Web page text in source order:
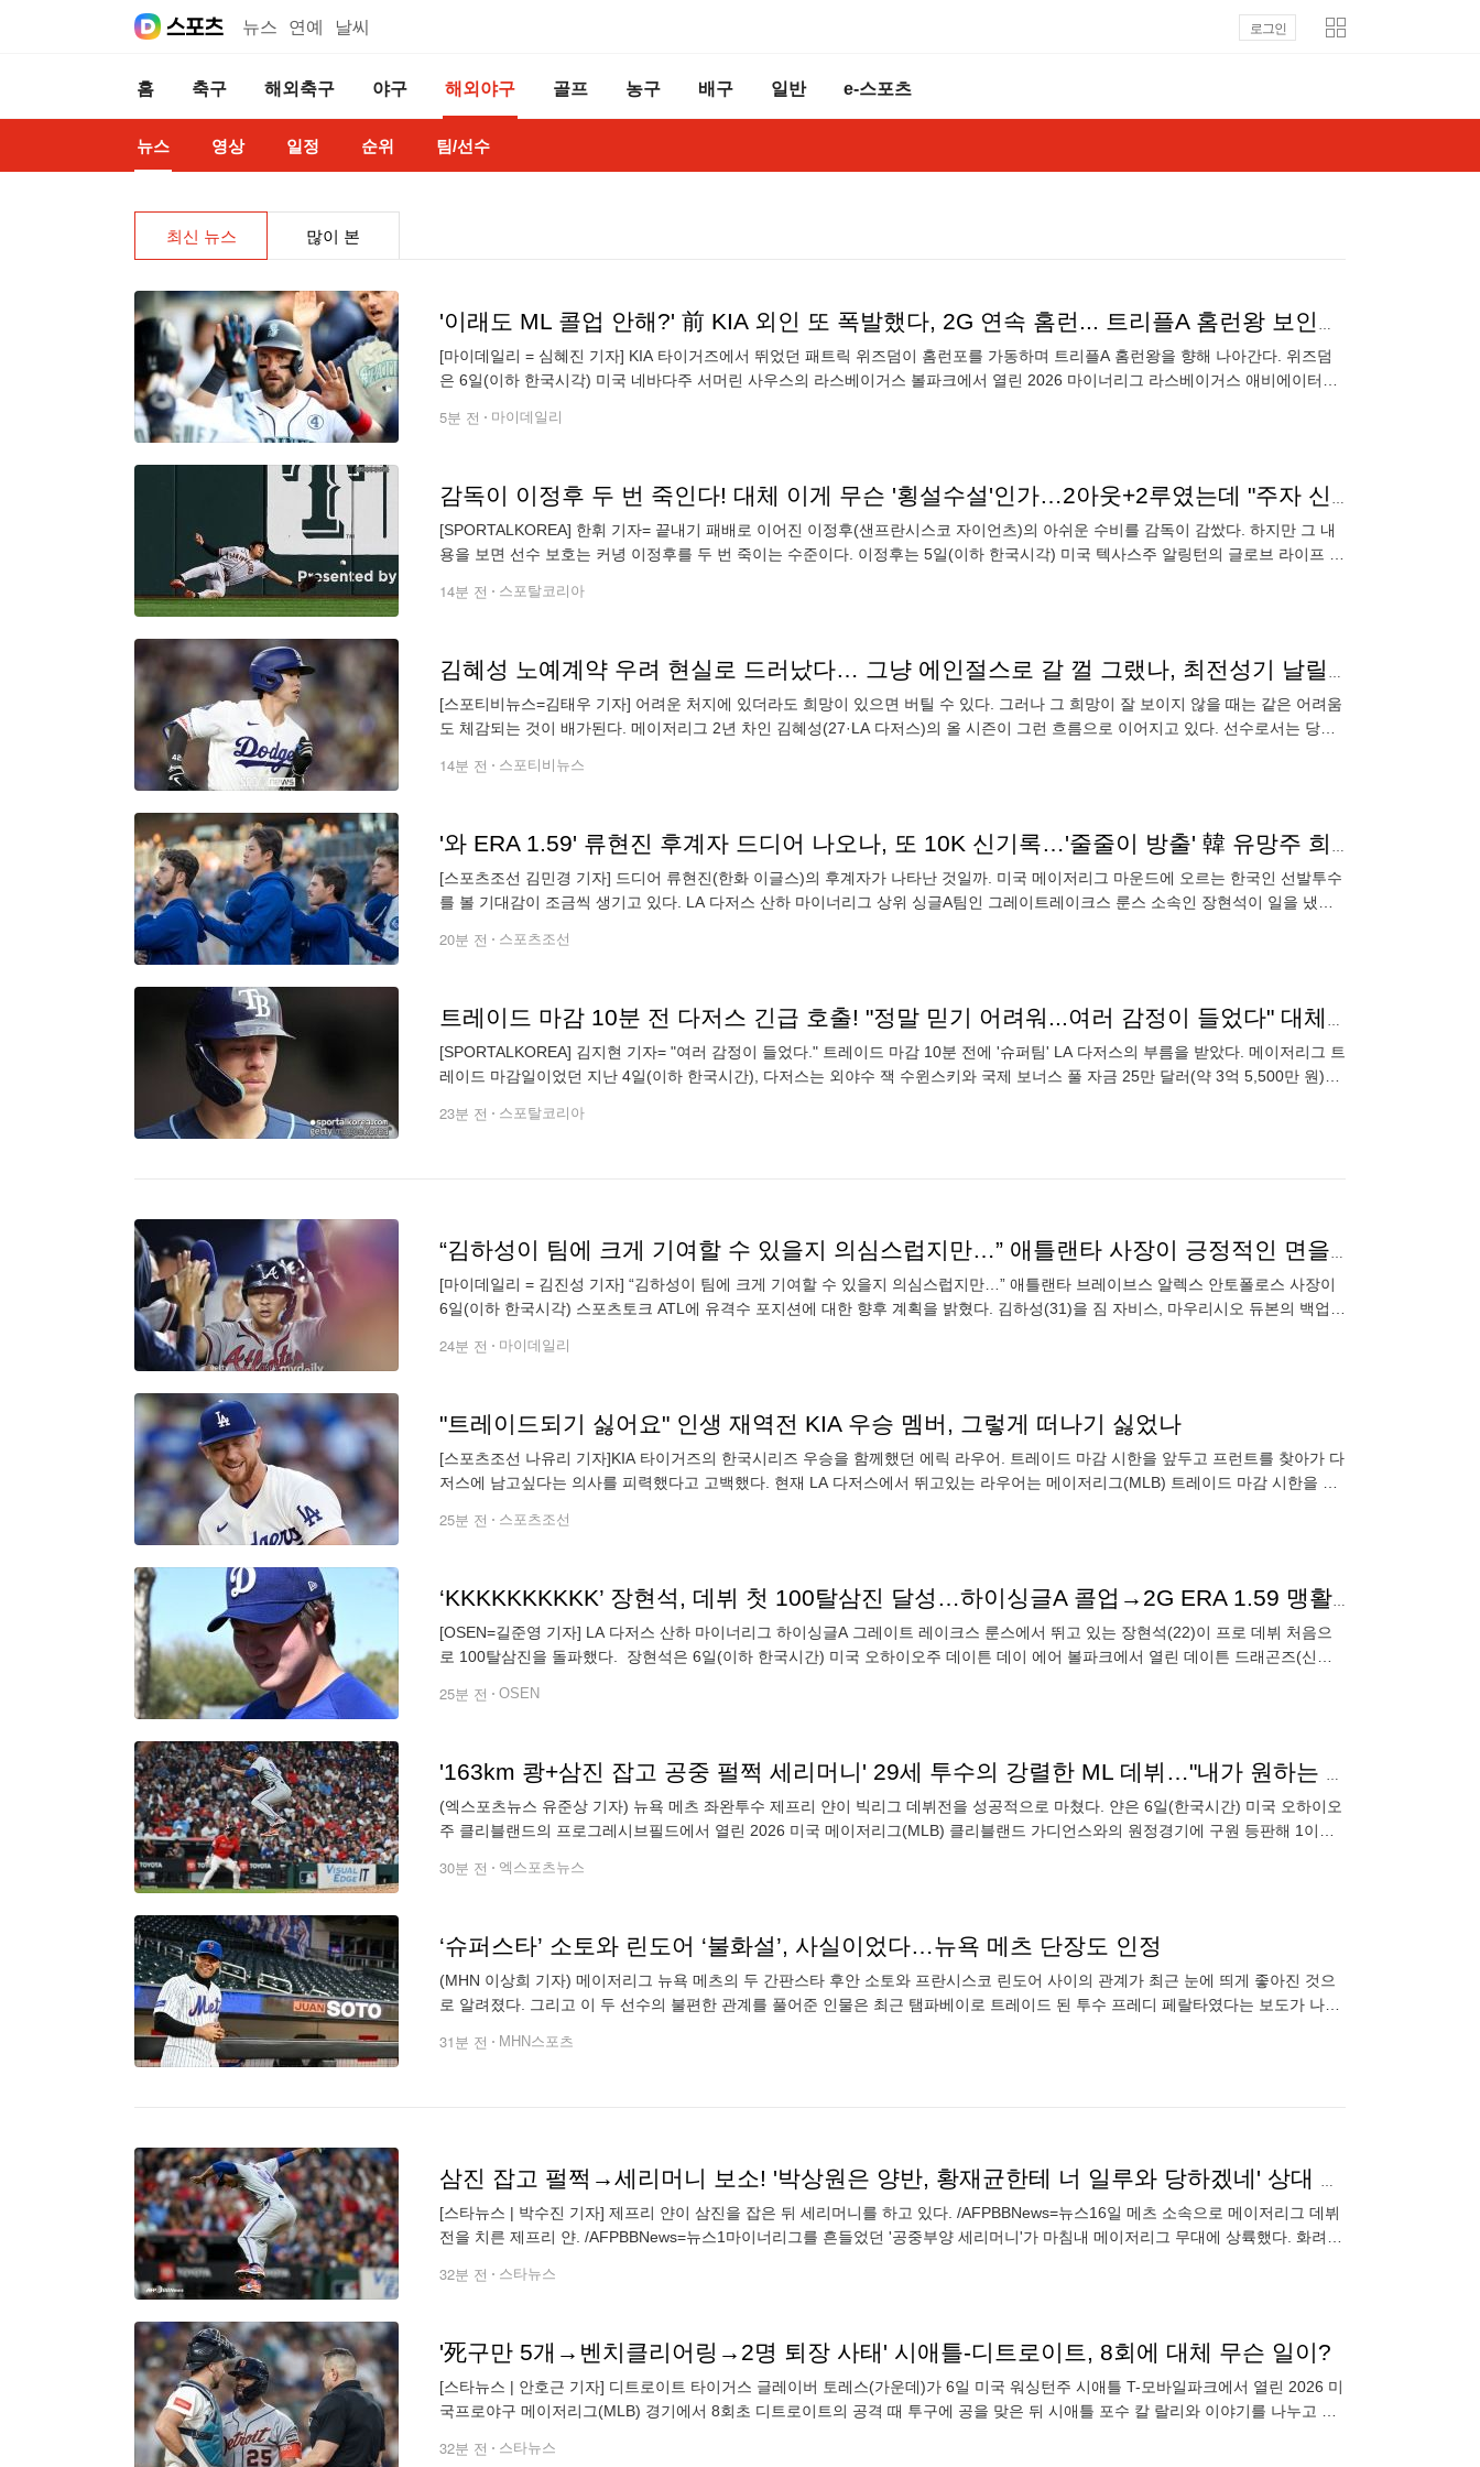
뉴스 연예 날씨 로그인
홈 축구 해외축구 야구 해외야구 골프 농구 배구 일반 e-스포츠
뉴스 영상 일정 순위 팀/선수
최신 뉴스 많이 본
'이래도 ML 콜업 안해?' 前 KIA 외인 또 폭발했다, 2G 연속 홈런... 트리플A 홈런왕 보인다→압도적 1위
[마이데일리 = 심혜진 기자] KIA 타이거즈에서 뛰었던 패트릭 위즈덤이 홈런포를 가동하며 트리플A 홈런왕을 향해 나아간다. 위즈덤
은 6일(이하 한국시각) 미국 네바다주 서머린 사우스의 라스베이거스 볼파크에서 열린 2026 마이너리그 라스베이거스 애비에이터스
5분 전 마이데일리
감독이 이정후 두 번 죽인다! 대체 이게 무슨 '횡설수설'인가…2아웃+2루였는데 "주자 신경 쓰느라" 황당 감싸기
[SPORTALKOREA] 한휘 기자= 끝내기 패배로 이어진 이정후(샌프란시스코 자이언츠)의 아쉬운 수비를 감독이 감쌌다. 하지만 그 내
용을 보면 선수 보호는 커녕 이정후를 두 번 죽이는 수준이다. 이정후는 5일(이하 한국시각) 미국 텍사스주 알링턴의 글로브 라이프 필
14분 전 스포탈코리아
김혜성 노예계약 우려 현실로 드러났다… 그냥 에인절스로 갈 껄 그랬나, 최전성기 날릴 위기
[스포티비뉴스=김태우 기자] 어려운 처지에 있더라도 희망이 있으면 버틸 수 있다. 그러나 그 희망이 잘 보이지 않을 때는 같은 어려움
도 체감되는 것이 배가된다. 메이저리그 2년 차인 김혜성(27·LA 다저스)의 올 시즌이 그런 흐름으로 이어지고 있다. 선수로서는 당혹
14분 전 스포티비뉴스
'와 ERA 1.59' 류현진 후계자 드디어 나오나, 또 10K 신기록…'줄줄이 방출' 韓 유망주 희망되나
[스포츠조선 김민경 기자] 드디어 류현진(한화 이글스)의 후계자가 나타난 것일까. 미국 메이저리그 마운드에 오르는 한국인 선발투수
를 볼 기대감이 조금씩 생기고 있다. LA 다저스 산하 마이너리그 상위 싱글A팀인 그레이트레이크스 룬스 소속인 장현석이 일을 냈다.
20분 전 스포츠조선
트레이드 마감 10분 전 다저스 긴급 호출! "정말 믿기 어려워...여러 감정이 들었다" 대체 무슨 일이?
[SPORTALKOREA] 김지현 기자= "여러 감정이 들었다." 트레이드 마감 10분 전에 '슈퍼팀' LA 다저스의 부름을 받았다. 메이저리그 트
레이드 마감일이었던 지난 4일(이하 한국시간), 다저스는 외야수 잭 수윈스키와 국제 보너스 풀 자금 25만 달러(약 3억 5,500만 원)를
23분 전 스포탈코리아
“김하성이 팀에 크게 기여할 수 있을지 의심스럽지만…” 애틀랜타 사장이 긍정적인 면을 봤다? 백업의 백업
[마이데일리 = 김진성 기자] “김하성이 팀에 크게 기여할 수 있을지 의심스럽지만…” 애틀랜타 브레이브스 알렉스 안토폴로스 사장이
6일(이하 한국시각) 스포츠토크 ATL에 유격수 포지션에 대한 향후 계획을 밝혔다. 김하성(31)을 짐 자비스, 마우리시오 듀본의 백업으
24분 전 마이데일리
"트레이드되기 싫어요" 인생 재역전 KIA 우승 멤버, 그렇게 떠나기 싫었나
[스포츠조선 나유리 기자]KIA 타이거즈의 한국시리즈 우승을 함께했던 에릭 라우어. 트레이드 마감 시한을 앞두고 프런트를 찾아가 다
저스에 남고싶다는 의사를 피력했다고 고백했다. 현재 LA 다저스에서 뛰고있는 라우어는 메이저리그(MLB) 트레이드 마감 시한을 넘
25분 전 스포츠조선
‘KKKKKKKKKK’ 장현석, 데뷔 첫 100탈삼진 달성…하이싱글A 콜업→2G ERA 1.59 맹활약
[OSEN=길준영 기자] LA 다저스 산하 마이너리그 하이싱글A 그레이트 레이크스 룬스에서 뛰고 있는 장현석(22)이 프로 데뷔 처음으
로 100탈삼진을 돌파했다. 장현석은 6일(이하 한국시간) 미국 오하이오주 데이튼 데이 에어 볼파크에서 열린 데이튼 드래곤즈(신시
25분 전 OSEN
'163km 쾅+삼진 잡고 공중 펄쩍 세리머니' 29세 투수의 강렬한 ML 데뷔…"내가 원하는 방식으로 야구 즐길 것"
(엑스포츠뉴스 유준상 기자) 뉴욕 메츠 좌완투수 제프리 얀이 빅리그 데뷔전을 성공적으로 마쳤다. 얀은 6일(한국시간) 미국 오하이오
주 클리블랜드의 프로그레시브필드에서 열린 2026 미국 메이저리그(MLB) 클리블랜드 가디언스와의 원정경기에 구원 등판해 1이닝
30분 전 엑스포츠뉴스
‘슈퍼스타’ 소토와 린도어 ‘불화설’, 사실이었다…뉴욕 메츠 단장도 인정
(MHN 이상희 기자) 메이저리그 뉴욕 메츠의 두 간판스타 후안 소토와 프란시스코 린도어 사이의 관계가 최근 눈에 띄게 좋아진 것으
로 알려졌다. 그리고 이 두 선수의 불편한 관계를 풀어준 인물은 최근 탬파베이로 트레이드 된 투수 프레디 페랄타였다는 보도가 나왔
31분 전 MHN스포츠
삼진 잡고 펄쩍→세리머니 보소! '박상원은 양반, 황재균한테 너 일루와 당하겠네' 상대 감독도 긁혔다
[스타뉴스 | 박수진 기자] 제프리 얀이 삼진을 잡은 뒤 세리머니를 하고 있다. /AFPBBNews=뉴스16일 메츠 소속으로 메이저리그 데뷔
전을 치른 제프리 얀. /AFPBBNews=뉴스1마이너리그를 흔들었던 '공중부양 세리머니'가 마침내 메이저리그 무대에 상륙했다. 화려함
32분 전 스타뉴스
'死구만 5개→벤치클리어링→2명 퇴장 사태' 시애틀-디트로이트, 8회에 대체 무슨 일이?
[스타뉴스 | 안호근 기자] 디트로이트 타이거스 글레이버 토레스(가운데)가 6일 미국 워싱턴주 시애틀 T-모바일파크에서 열린 2026 미
국프로야구 메이저리그(MLB) 경기에서 8회초 디트로이트의 공격 때 투구에 공을 맞은 뒤 시애틀 포수 칼 랄리와 이야기를 나누고 있
32분 전 스타뉴스